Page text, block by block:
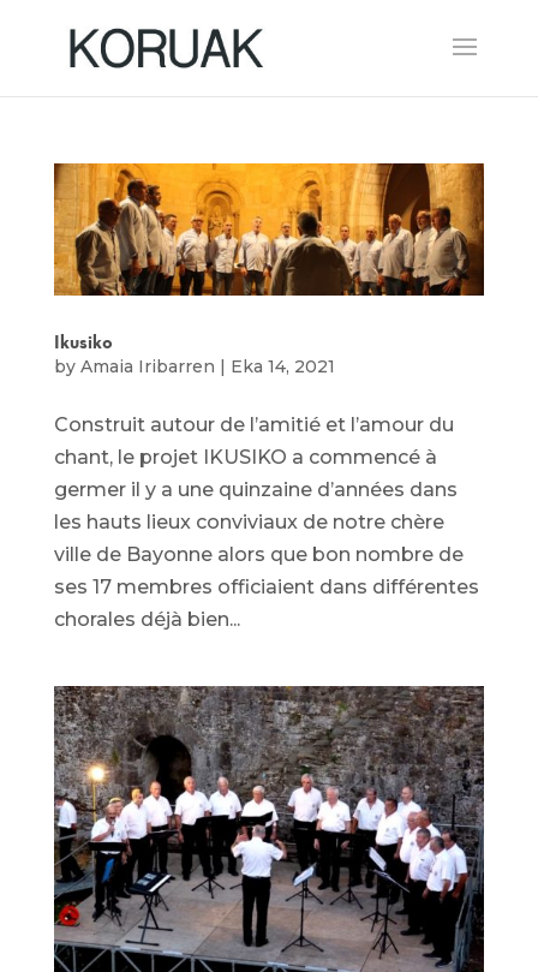
Ikusiko
by Amaia Iribarren | Eka 14, 2021
Construit autour de l’amitié et l’amour du
chant, le projet IKUSIKO a commencé à
germer il y a une quinzaine d’années dans
les hauts lieux conviviaux de notre chère
ville de Bayonne alors que bon nombre de
ses 17 membres officiaient dans différentes
chorales déjà bien...